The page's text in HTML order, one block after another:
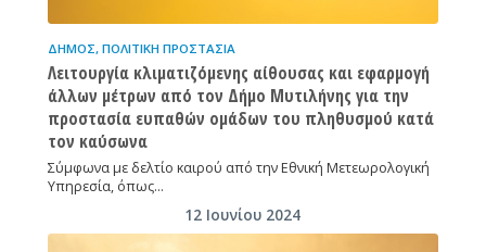
ΔΉΜΟΣ, ΠΟΛΙΤΙΚΉ ΠΡΟΣΤΑΣΊΑ
Λειτουργία κλιματιζόμενης αίθουσας και εφαρμογή
άλλων μέτρων από τον Δήμο Μυτιλήνης για την
προστασία ευπαθών ομάδων του πληθυσμού κατά
τον καύσωνα
Σύμφωνα με δελτίο καιρού από την Εθνική Μετεωρολογική
Υπηρεσία, όπως…
12 Ιουνίου 2024